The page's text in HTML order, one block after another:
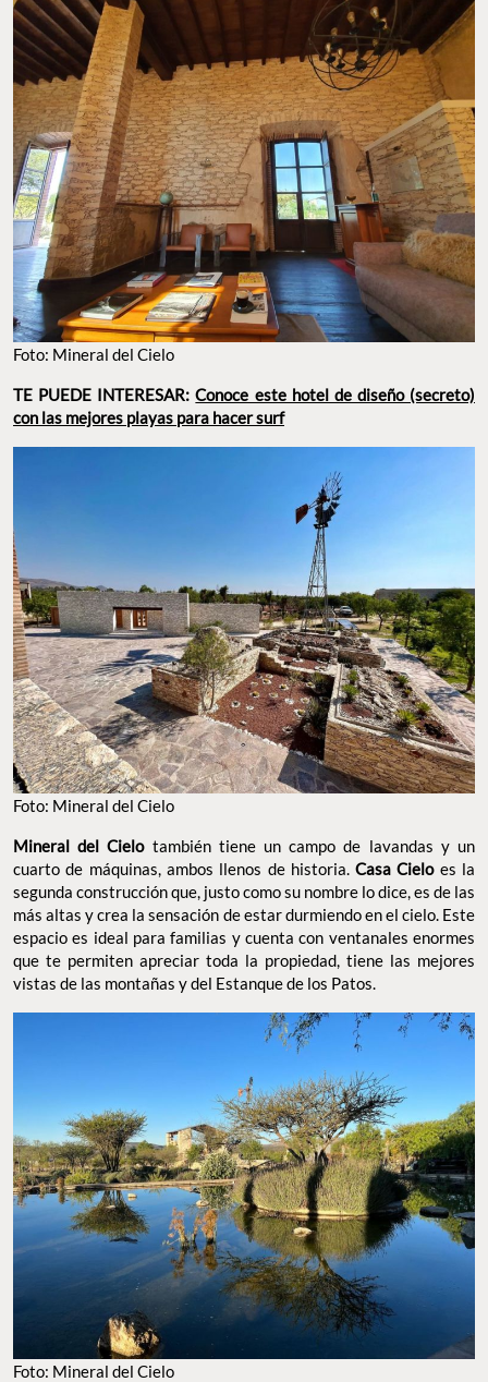
Foto: Mineral del Cielo
TE PUEDE INTERESAR:Conoce este hotel de diseño (secreto)
con las mejores playas para hacer surf
Foto: Mineral del Cielo
Mineral del Cielotambién tiene un campo de lavandas y un
cuarto de máquinas, ambos llenos de historia.Casa Cieloes la
segunda construcción que, justo como su nombre lo dice, es de las
más altas y crea la sensación de estar durmiendo en el cielo. Este
espacio es ideal para familias y cuenta con ventanales enormes
que te permiten apreciar toda la propiedad, tiene las mejores
vistas de las montañas y del Estanque de los Patos.
Foto: Mineral del Cielo